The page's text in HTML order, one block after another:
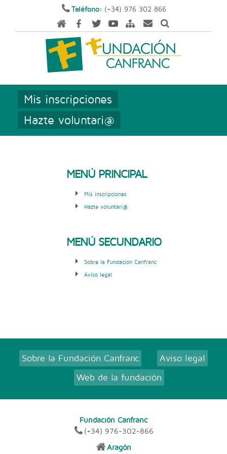
Teléfono: (+34) 976 302 866
Mis inscripciones
Hazte voluntari@
MENÚ PRINCIPAL
Mis inscripciones
Hazte voluntari@
MENÚ SECUNDARIO
Sobre la Fundación Canfranc
Aviso legal
Sobre la Fundación Canfranc
Aviso legal
Web de la fundación
Fundación Canfranc
(+34) 976-302-866
Aragón